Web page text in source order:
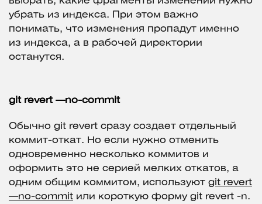
убрать из индекса. При этом важно
понимать, что изменения пропадут именно
из индекса, а в рабочей директории
останутся.
git revert —no-commit
Обычно git revert сразу создает отдельный
коммит-откат. Но если нужно отменить
одновременно несколько коммитов и
оформить это не серией мелких откатов, а
одним общим коммитом, используют git revert
—no-commit или короткую форму git revert -n.